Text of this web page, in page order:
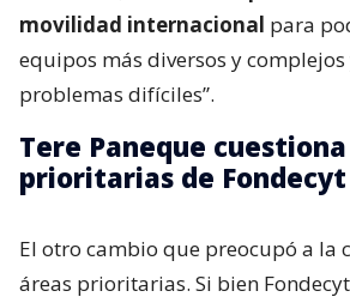
movilidad internacional para
equipos más diversos y complejos
problemas difíciles”.
Tere Paneque
prioritarias de Fondecyt
El otro cambio que preocupó a la
áreas prioritarias. Si bien